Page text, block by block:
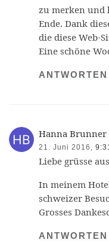
zu merken und
Ende. Dank
die diese Web-
Eine schöne
ANTWORTEN
Hanna Brunner
21. Juni 2016,
Liebe grüsse
In meinem
schweizer
Grosses
ANTWORTEN